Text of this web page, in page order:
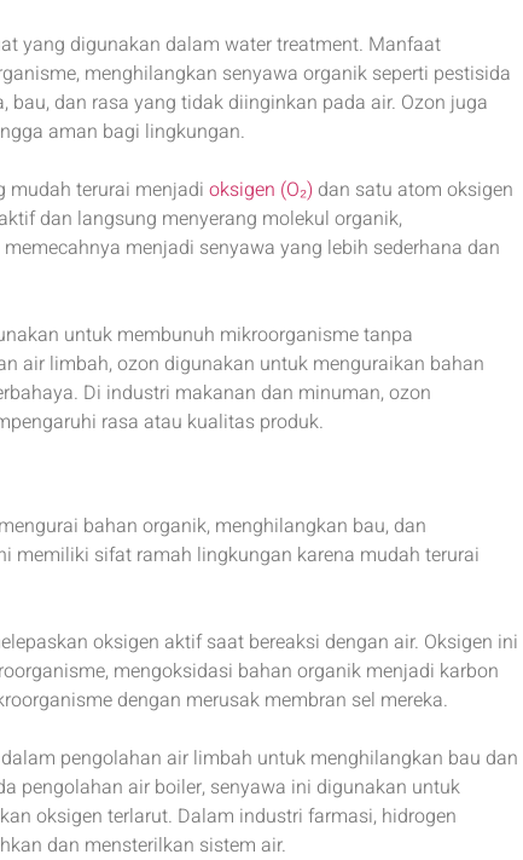
yang digunakan dalam water treatment. Manfaat
menghilangkan senyawa organik seperti pestisida
bau, dan rasa yang tidak diinginkan pada air. Ozon juga
aman bagi lingkungan.
mudah terurai menjadi oksigen (O₂) dan satu atom oksigen
dan langsung menyerang molekul organik,
menjadi senyawa yang lebih sederhana dan
untuk membunuh mikroorganisme tanpa
air limbah, ozon digunakan untuk menguraikan bahan
Di industri makanan dan minuman, ozon
rasa atau kualitas produk.
bahan organik, menghilangkan bau, dan
memiliki sifat ramah lingkungan karena mudah terurai
oksigen aktif saat bereaksi dengan air. Oksigen ini
mengoksidasi bahan organik menjadi karbon
dengan merusak membran sel mereka.
pengolahan air limbah untuk menghilangkan bau dan
pengolahan air boiler, senyawa ini digunakan untuk
oksigen terlarut. Dalam industri farmasi, hidrogen
dan mensterilkan sistem air.